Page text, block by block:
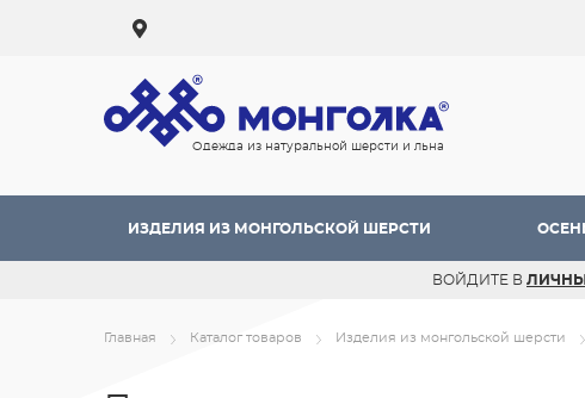
Одежда из натуральной шерсти и льна
ИЗДЕЛИЯ ИЗ МОНГОЛЬСКОЙ ШЕРСТИ
ВОЙДИТЕ В
Главная Каталог товаров Изделия из монгольской шерсти